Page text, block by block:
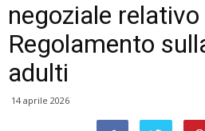
negoziale relativo
Regolamento
adulti
14 aprile 2026